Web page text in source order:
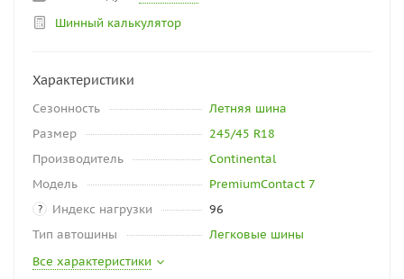
Шинный калькулятор
Характеристики
Сезонность
Летняя шина
Размер
245/45 R18
Производитель
Continental
Модель
PremiumContact 7
? Индекс нагрузки
96
Тип автошины
Легковые шины
Все характеристики